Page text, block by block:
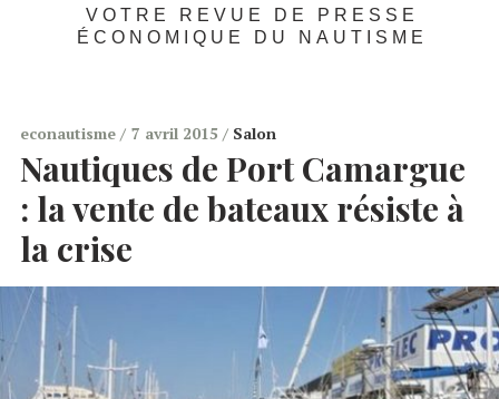
VOTRE REVUE DE PRESSE
ÉCONOMIQUE DU NAUTISME
econautisme 7 avril 2015 Salon
Nautiques de Port Camargue
: la vente de bateaux résiste à
la crise